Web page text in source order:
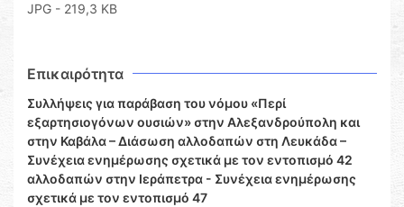
JPG - 219,3 KB
Επικαιρότητα
Συλλήψεις για παράβαση του νόμου «Περί
εξαρτησιογόνων ουσιών» στην Αλεξανδρούπολη και
στην Καβάλα – Διάσωση αλλοδαπών στη Λευκάδα –
Συνέχεια ενημέρωσης σχετικά με τον εντοπισμό 42
αλλοδαπών στην Ιεράπετρα - Συνέχεια ενημέρωσης
σχετικά με τον εντοπισμό 47